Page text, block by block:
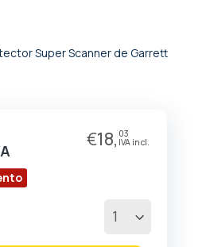
Super Scanner de Garrett
€18, 03